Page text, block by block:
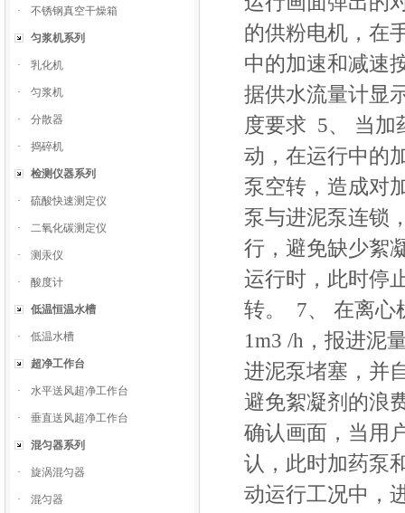
· 不锈钢真空干燥箱
匀浆机系列
· 乳化机
· 匀浆机
· 分散器
· 捣碎机
检测仪器系列
· 硫酸快速测定仪
· 二氧化碳测定仪
· 测汞仪
· 酸度计
低温恒温水槽
· 低温水槽
超净工作台
· 水平送风超净工作台
· 垂直送风超净工作台
混匀器系列
· 旋涡混匀器
· 混匀器
的供粉电机，在
中的加速和减速
据供水流量计显
度要求 5、 当加
动，在运行中的
泵空转，造成对
泵与进泥泵连锁
行，避免缺少絮
运行时，此时停
转。 7、 在离心
1m3 /h，报进泥
进泥泵堵塞，并
避免絮凝剂的浪
确认画面，当用
认，此时加药泵
动运行工况中，